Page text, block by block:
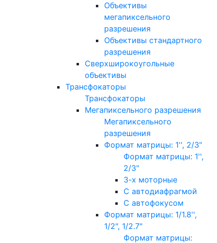
Объективы
мегапиксельного
разрешения
Объективы стандартного
разрешения
Сверхширокоугольные
объективы
Трансфокаторы
Трансфокаторы
Мегапиксельного разрешения
Мегапиксельного
разрешения
Формат матрицы: 1'', 2/3"
Формат матрицы: 1'',
2/3"
3-х моторные
С автодиафрагмой
С автофокусом
Формат матрицы: 1/1.8'',
1/2", 1/2.7"
Формат матрицы: